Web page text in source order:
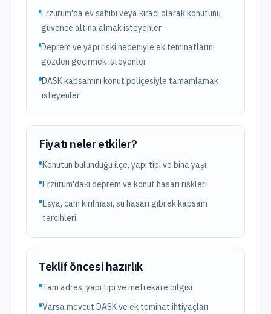
Erzurum'da ev sahibi veya kiracı olarak konutunu
güvence altına almak isteyenler
Deprem ve yapı riski nedeniyle ek teminatlarını
gözden geçirmek isteyenler
DASK kapsamını konut poliçesiyle tamamlamak
isteyenler
Fiyatı neler etkiler?
Konutun bulunduğu ilçe, yapı tipi ve bina yaşı
Erzurum'daki deprem ve konut hasarı riskleri
Eşya, cam kırılması, su hasarı gibi ek kapsam
tercihleri
Teklif öncesi hazırlık
Tam adres, yapı tipi ve metrekare bilgisi
Varsa mevcut DASK ve ek teminat ihtiyaçları